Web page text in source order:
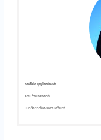
ดร.สิงโต บุญโรจน์พงศ์
คณะวิทยาศาสตร์
มหาวิทยาลัยสงขลานครินทร์